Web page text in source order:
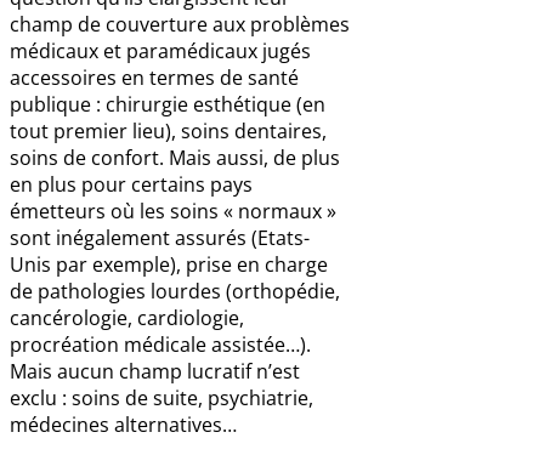
champ de couverture aux problèmes
médicaux et paramédicaux jugés
accessoires en termes de santé
publique : chirurgie esthétique (en
tout premier lieu), soins dentaires,
soins de confort. Mais aussi, de plus
en plus pour certains pays
émetteurs où les soins « normaux »
sont inégalement assurés (Etats-
Unis par exemple), prise en charge
de pathologies lourdes (orthopédie,
cancérologie, cardiologie,
procréation médicale assistée…).
Mais aucun champ lucratif n’est
exclu : soins de suite, psychiatrie,
médecines alternatives…